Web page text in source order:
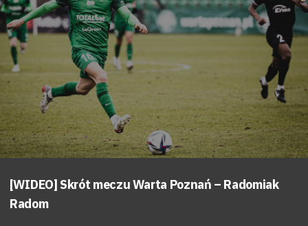
[WIDEO] Skrót meczu Warta Poznań – Radomiak
Radom